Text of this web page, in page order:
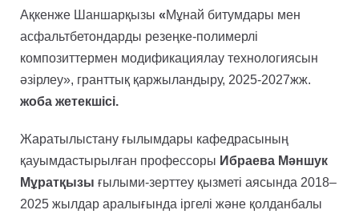
Ақкенже Шаншарқызы «Мұнай битумдары мен
асфальтбетондарды резеңке-полимерлі
композиттермен модификациялау технологиясын
әзірлеу», гранттық қаржыландыру, 2025-2027жж.
жоба жетекшісі.
Жаратылыстану ғылымдары кафедрасының
қауымдастырылған профессоры Ибраева Мәншук
Мұратқызы ғылыми-зерттеу қызметі аясында 2018–
2025 жылдар аралығында іргелі және қолданбалы